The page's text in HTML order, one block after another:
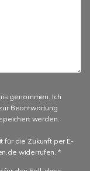
genommen. Ich
Beantwortung
werden.
für die Zukunft per E-
widerrufen. *